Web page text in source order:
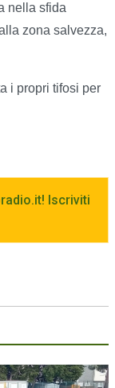
nella sfida
zona salvezza,
i propri tifosi per
Iscriviti